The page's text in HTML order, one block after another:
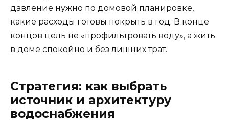
давление нужно по домовой планировке,
какие расходы готовы покрыть в год. В конце
концов цель не «профильтровать воду», а жить
в доме спокойно и без лишних трат.
Стратегия: как выбрать
источник и архитектуру
водоснабжения